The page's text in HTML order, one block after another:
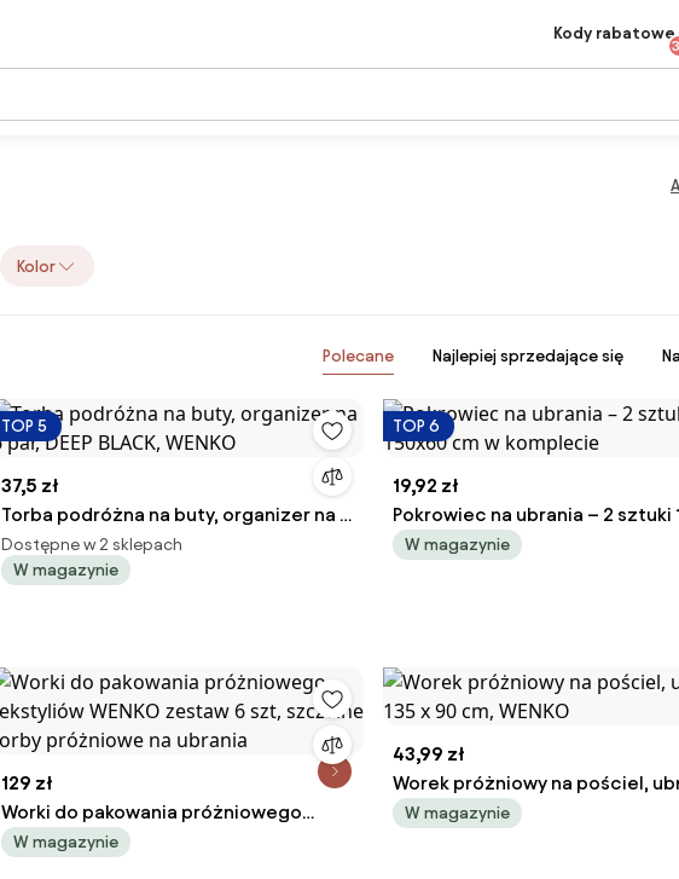
Kody rabatowe
Kolor
Polecane Najlepiej sprzedające się
TOP 5
37,5 zł
Torba podróżna na buty, organizer na 6
par, DEEP BLACK, WENKO
Dostępne w 2 sklepach
W magazynie
TOP 6
19,92 zł
Pokrowiec na ubrania – 2 sztuki
cm w komplecie
W magazynie
129 zł
Worki do pakowania próżniowego
tekstyliów WENKO zestaw 6 szt,
W magazynie
43,99 zł
Worek próżniowy na pościel,
135 x 90 cm, WENKO
W magazynie